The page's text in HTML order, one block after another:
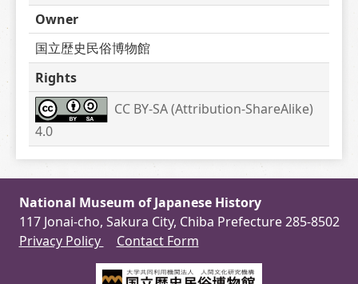
Owner
国立歴史民俗博物館
Rights
CC BY-SA (Attribution-ShareAlike)
4.0
National Museum of Japanese History
117 Jonai-cho, Sakura City, Chiba Prefecture 285-8502
Privacy Policy
Contact Form